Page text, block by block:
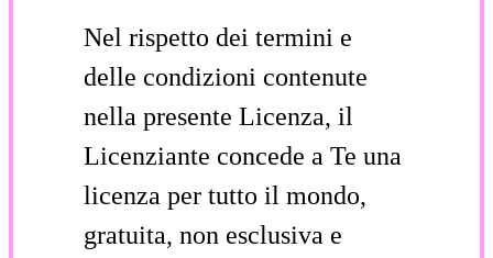
Nel rispetto dei termini e
delle condizioni contenute
nella presente Licenza, il
Licenziante concede a Te una
licenza per tutto il mondo,
gratuita, non esclusiva e